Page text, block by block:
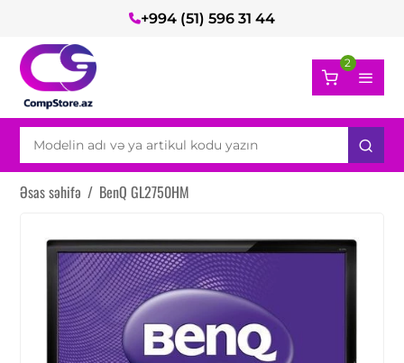
+994 (51) 596 31 44
2
Əsas səhifə / BenQ GL2750HM